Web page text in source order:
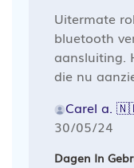
Uitermate
bluetooth
aansluiting.
die nu
Carel a.
30/05/24
Dagen In